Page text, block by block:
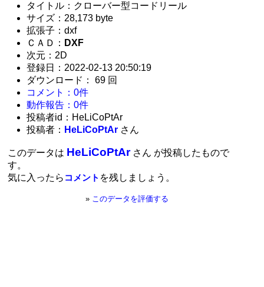
タイトル：クローバー型コードリール
サイズ：28,173 byte
拡張子：dxf
ＣＡＤ： DXF
次元：2D
登録日：2022-02-13 20:50:19
ダウンロード： 69 回
コメント：0件
動作報告：0件
投稿者id：HeLiCoPtAr
投稿者： HeLiCoPtAr さん
このデータは HeLiCoPtArさん が投稿したもので
す。
気に入ったら コメント を残しましょう。
» このデータを評価する